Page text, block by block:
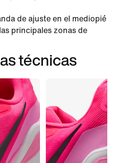
de ajuste en el mediopié
principales zonas de
técnicas